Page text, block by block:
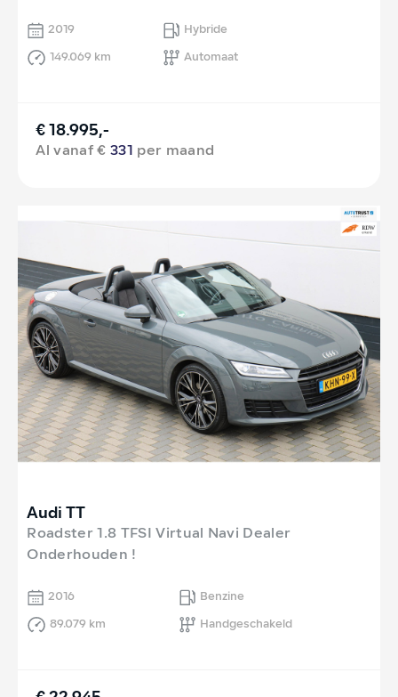
2019
Hybride
149.069 km
Automaat
€ 18.995,-
Al vanaf €331 per maand
Audi TT
Roadster 1.8 TFSI Virtual Navi Dealer
Onderhouden !
2016
Benzine
89.079 km
Handgeschakeld